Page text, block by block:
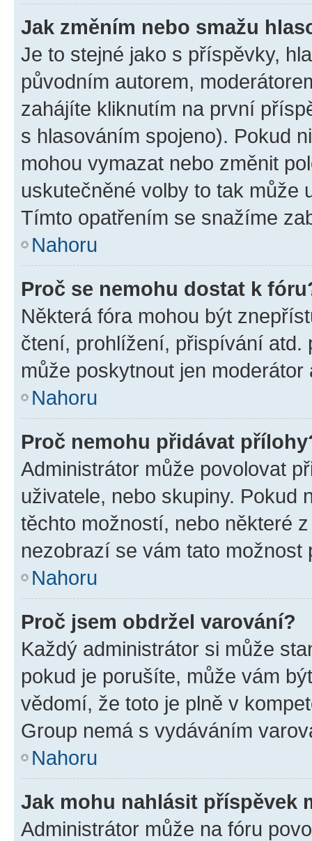
Jak změním nebo smažu
Je to stejné jako s příspěvky,
původním autorem,
zahájíte kliknutím na první
s hlasováním spojeno). Pokud
mohou vymazat nebo změnit
uskutečněné volby to tak může
Tímto opatřením se snažíme
Nahoru
Proč se nemohu dostat k
Některá fóra mohou být
čtení, prohlížení, přispívání atd.
může poskytnout jen
Nahoru
Proč nemohu přidávat
Administrátor může povolovat
uživatele, nebo skupiny. Pokud
těchto možností, nebo některé
nezobrazí se vám tato
Nahoru
Proč jsem obdržel varování?
Každý administrátor si může
pokud je porušíte, může vám
vědomí, že toto je plně v
Group nemá s vydáváním
Nahoru
Jak mohu nahlásit příspěvek
Administrátor může na fóru